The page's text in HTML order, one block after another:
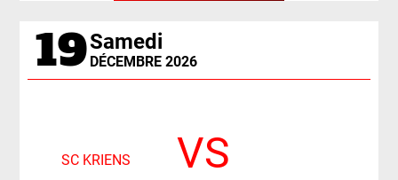
19Samedi
DÉCEMBRE 2026
SC KRIENS VS